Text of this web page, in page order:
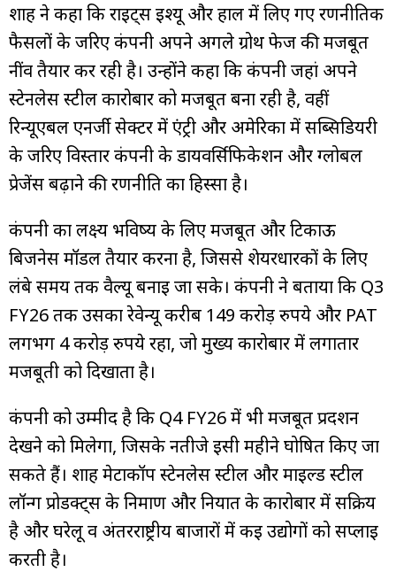
शाह ने कहा कि राइट्स इश्यू और हाल में लिए गए रणनीतिक
फैसलों के जरिए कंपनी अपने अगले ग्रोथ फेज की मजबूत
नींव तैयार कर रही है। उन्होंने कहा कि कंपनी जहां अपने
स्टेनलेस स्टील कारोबार को मजबूत बना रही है, वहीं
रिन्यूएबल एनर्जी सेक्टर में एंट्री और अमेरिका में सब्सिडियरी
के जरिए विस्तार कंपनी के डायवर्सिफिकेशन और ग्लोबल
प्रेजेंस बढ़ाने की रणनीति का हिस्सा है।
कंपनी का लक्ष्य भविष्य के लिए मजबूत और टिकाऊ
बिजनेस मॉडल तैयार करना है, जिससे शेयरधारकों के लिए
लंबे समय तक वैल्यू बनाई जा सके। कंपनी ने बताया कि Q3
FY26 तक उसका रेवेन्यू करीब 149 करोड़ रुपये और PAT
लगभग 4 करोड़ रुपये रहा, जो मुख्य कारोबार में लगातार
मजबूती को दिखाता है।
कंपनी को उम्मीद है कि Q4 FY26 में भी मजबूत प्रदर्शन
देखने को मिलेगा, जिसके नतीजे इसी महीने घोषित किए जा
सकते हैं। शाह मेटाकॉर्प स्टेनलेस स्टील और माइल्ड स्टील
लॉन्ग प्रोडक्ट्स के निर्माण और निर्यात के कारोबार में सक्रिय
है और घरेलू व अंतरराष्ट्रीय बाजारों में कई उद्योगों को सप्लाई
करती है।